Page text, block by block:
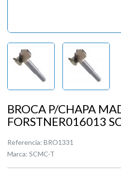
BROCA P/CHAPA
FORSTNER016013
Referencia: BRO1331
Marca: SCMC-T